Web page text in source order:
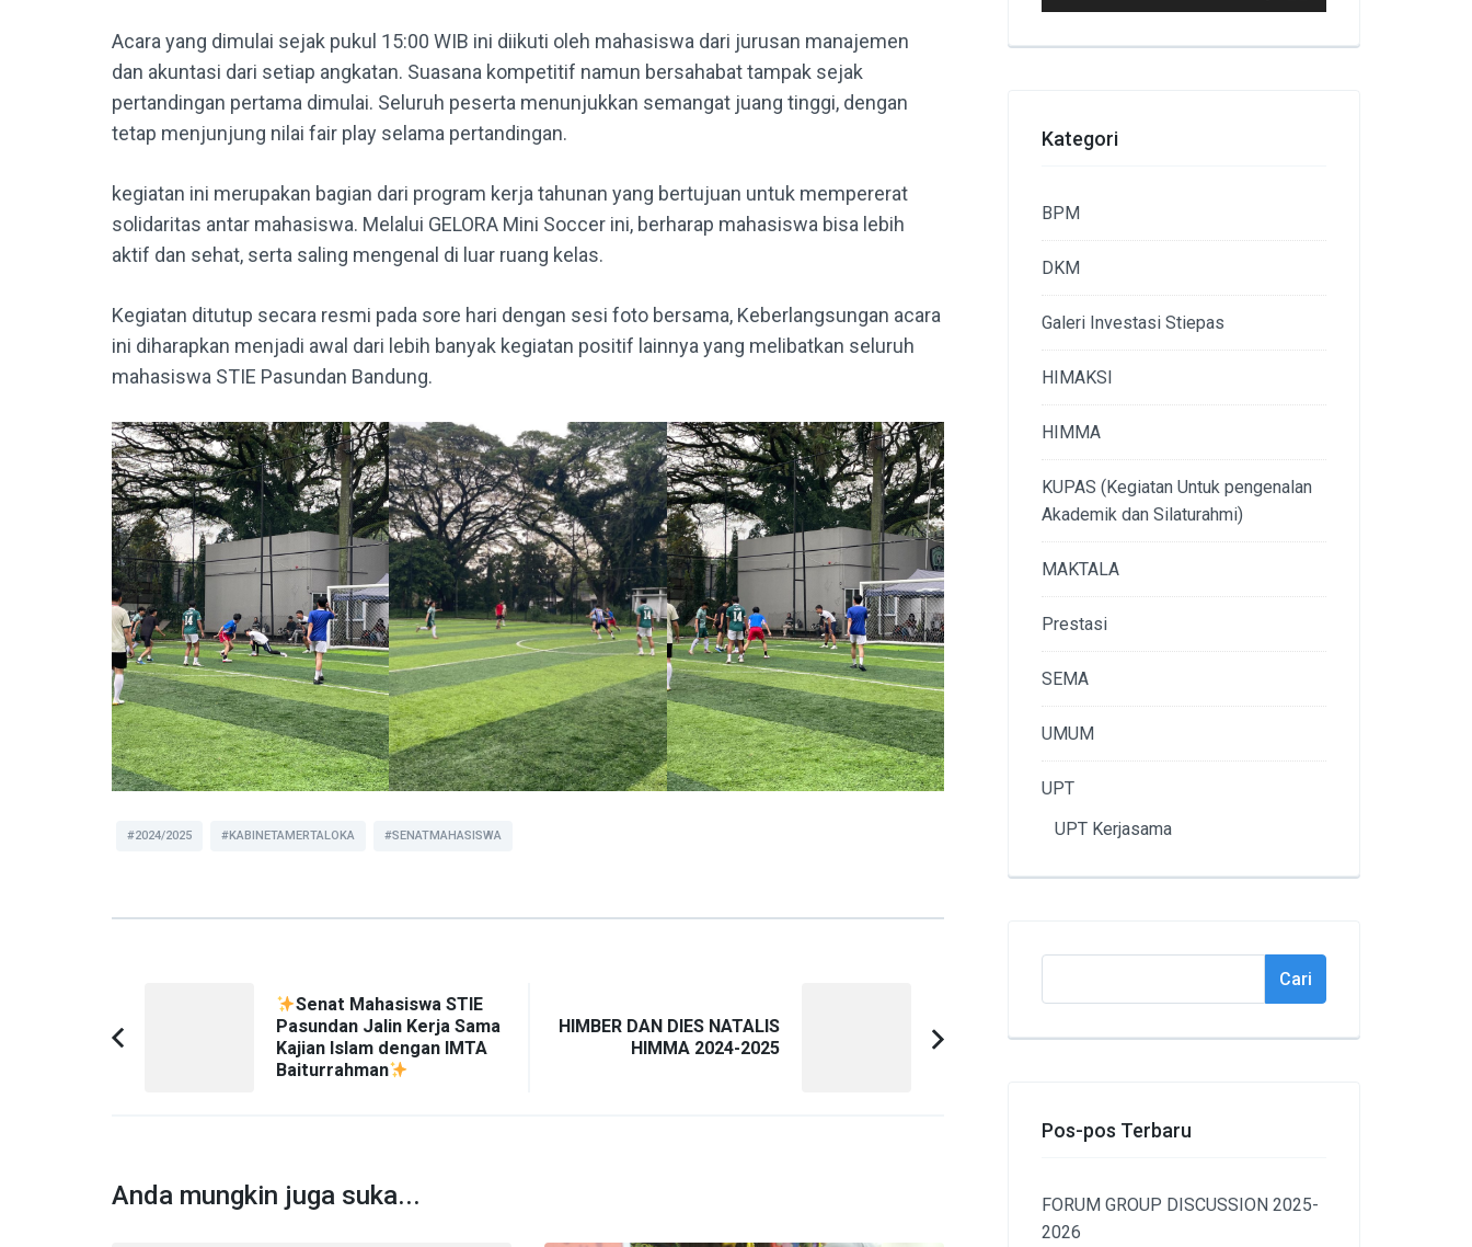
Acara yang dimulai sejak pukul 15:00 WIB ini diikuti oleh mahasiswa dari jurusan manajemen
dan akuntasi dari setiap angkatan. Suasana kompetitif namun bersahabat tampak sejak
pertandingan pertama dimulai. Seluruh peserta menunjukkan semangat juang tinggi, dengan
tetap menjunjung nilai fair play selama pertandingan.
kegiatan ini merupakan bagian dari program kerja tahunan yang bertujuan untuk mempererat
solidaritas antar mahasiswa. Melalui GELORA Mini Soccer ini, berharap mahasiswa bisa lebih
aktif dan sehat, serta saling mengenal di luar ruang kelas.
Kegiatan ditutup secara resmi pada sore hari dengan sesi foto bersama, Keberlangsungan acara
ini diharapkan menjadi awal dari lebih banyak kegiatan positif lainnya yang melibatkan seluruh
mahasiswa STIE Pasundan Bandung.
#2024/2025 #KABINETAMERTALOKA #SENATMAHASISWA
Artikel
Senat Mahasiswa STIE
Pasundan Jalin Kerja Sama
Kajian Islam dengan IMTA
Baiturrahman
HIMBER DAN DIES NATALIS
HIMMA 2024-2025
Anda mungkin juga suka...
Kategori
BPM
DKM
Galeri Investasi Stiepas
HIMAKSI
HIMMA
KUPAS (Kegiatan Untuk pengenalan
Akademik dan Silaturahmi)
MAKTALA
Prestasi
SEMA
UMUM
UPT
UPT Kerjasama
Cari
Pos-pos Terbaru
FORUM GROUP DISCUSSION 2025-
2026